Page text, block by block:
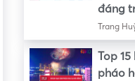
đáng
Trang
Top
pháo